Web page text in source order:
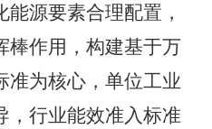
源要素合理配置，
棒作用，构建基于万
准为核心，单位工业
，行业能效准入标准